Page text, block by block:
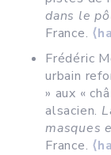
dans le
France.
Frédéric
urbain
» aux «
alsacien.
masques
France.